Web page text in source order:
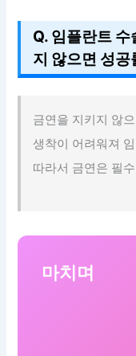
Q. 임플란트 수
지 않으면 성
금연을 지키지 않
생착이 어려워져
따라서 금연은 필
마치며